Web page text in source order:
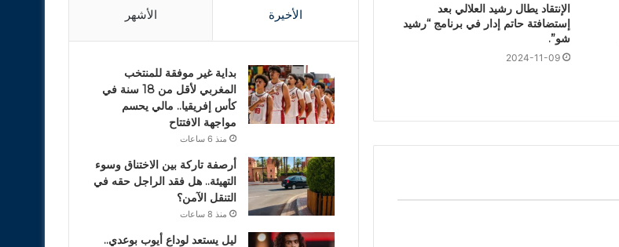
الإنتقاد يطال رشيد العلالي بعد
إستضافتة حاتم إدار في برنامج “رشيد
شو”.
2024-11-09
الأخيرة الأشهر
بداية غير موفقة للمنتخب
المغربي لأقل من 18 سنة في
كأس إفريقيا.. مالي يحسم
مواجهة الافتتاح
منذ 6 ساعات
أرصفة تاركة بين الاختناق وسوء
التهيئة.. هل فقد الراجل حقه في
التنقل الآمن؟
منذ 8 ساعات
ليل يستعد لوداع أيوب بوعدي..